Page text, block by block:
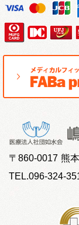
〒 860-0017 熊
TEL.096-324-